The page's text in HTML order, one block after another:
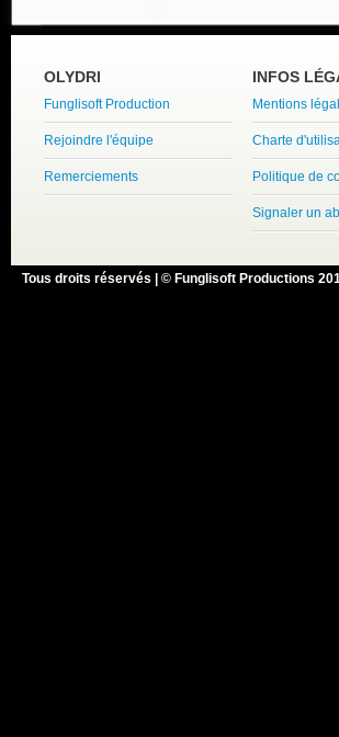
OLYDRI
Funglisoft Production
Rejoindre l'équipe
Remerciements
INFOS
Mentions
Charte
Politique de
Signaler un
Tous droits réservés | © Funglisoft Productions